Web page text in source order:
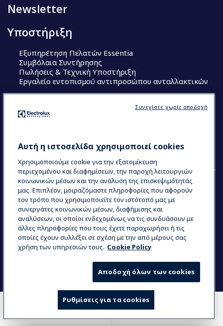
COMPARE WHERE TO BUY
Newsletter
Υποστήριξη
Εξυπηρέτηση Πελατών Essentia
Συμβόλαια Συντήρησης
Πωλήσεις & Τεχνική Υποστήριξη
Εργαλείο εντοπισμού αντιπροσώπου ανταλλακτικών
Electrolux Professional Ακαδημία Chef
COUNTRY AND LANGUAGE
Η ΕΠΙΛΟΓΉ ΣΑΣ: ΕΛΛΗΝΙΚΆ
Data Privacy Statement
Cookie Policy
Όροι και προϋποθέσεις
Αυτή η ιστοσελίδα χρησιμοποιεί cookies
Χρησιμοποιούμε cookie για την εξατομίκευση
περιεχομένου και διαφημίσεων, την παροχή λειτουργιών
κοινωνικών μέσων και την ανάλυση της επισκεψιμότητάς
μας. Επιπλέον, μοιραζόμαστε πληροφορίες που αφορούν
τον τρόπο που χρησιμοποιείτε τον ιστότοπό μας με
συνεργάτες κοινωνικών μέσων, διαφήμισης και
αναλύσεων, οι οποίοι ενδεχομένως να τις συνδυάσουν με
άλλες πληροφορίες που τους έχετε παραχωρήσει ή τις
οποίες έχουν συλλέξει σε σχέση με την από μέρους σας
χρήση των υπηρεσιών τους. Cookie Policy
Αποδοχή όλων των cookies
Ρυθμίσεις για τα cookies
Συνεχίστε χωρίς αποδοχή